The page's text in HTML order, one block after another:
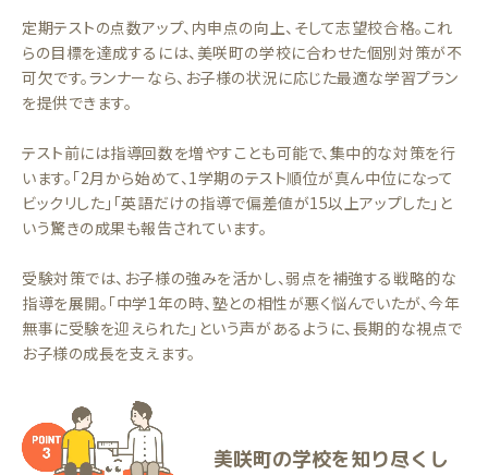
定期テストの点数アップ、内申点の向上、そして志望校合格。これ
らの目標を達成するには、美咲町の学校に合わせた個別対策が不
可欠です。ランナーなら、お子様の状況に応じた最適な学習プラン
を提供できます。
テスト前には指導回数を増やすことも可能で、集中的な対策を行
います。「2月から始めて、1学期のテスト順位が真ん中位になって
ビックリした」「英語だけの指導で偏差値が15以上アップした」と
いう驚きの成果も報告されています。
受験対策では、お子様の強みを活かし、弱点を補強する戦略的な
指導を展開。「中学1年の時、塾との相性が悪く悩んでいたが、今年
無事に受験を迎えられた」という声があるように、長期的な視点で
お子様の成長を支えます。
美咲町の学校を知り尽くし